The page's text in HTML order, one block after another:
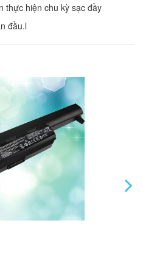
thực hiện chu kỳ sạc đầy
đầu.l